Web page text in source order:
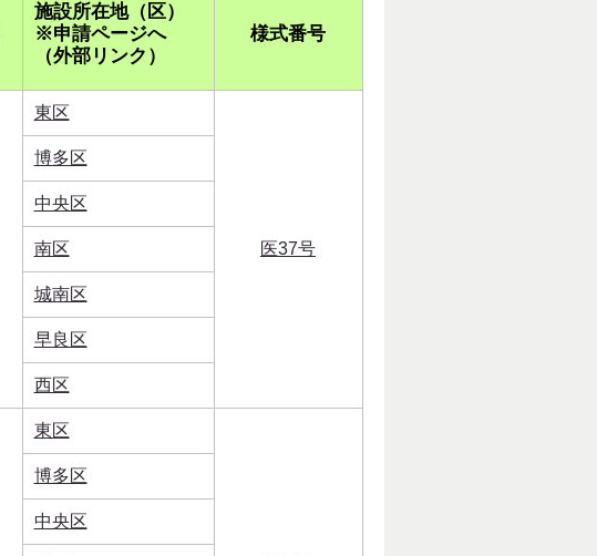
施設所在地（区）
※申請ページへ
（外部リンク）
様式番号
東区
医37号
博多区
中央区
南区
城南区
早良区
西区
東区
博多区
中央区